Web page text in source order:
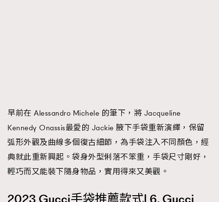
早前在 Alessandro Michele 的筆下，將 Jacqueline
Kennedy Onassis最愛的 Jackie 腋下手袋重新演繹，保留
弧形外觀及曲線多個復古細節，為手袋注入不同顏色，經
典就此重新興起。袋身外型俐落不笨重，手袋尺寸剛好，
輕巧而又能裝下隨身物品，實用得來又美觀。